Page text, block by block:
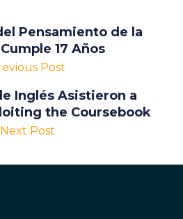
Pensamiento de la
17 Años
Post
Inglés Asistieron a
the Coursebook
Next Post